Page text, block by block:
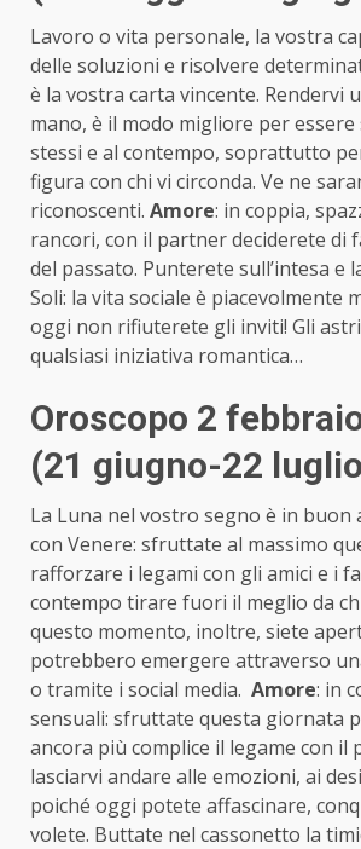
Lavoro o vita personale, la vostra
delle soluzioni e risolvere
è la vostra carta vincente. Rendervi
mano, è il modo migliore per
stessi e al contempo, soprattutto
figura con chi vi circonda. Ve ne
riconoscenti. Amore: in coppia,
rancori, con il partner deciderete di
del passato. Punterete sull’intesa e
Soli: la vita sociale è piacevolmente
oggi non rifiuterete gli inviti! Gli
qualsiasi iniziativa romantica…
Oroscopo 2
(21 giugno-22
La Luna nel vostro segno è in buon
con Venere: sfruttate al massimo
rafforzare i legami con gli amici e i
contempo tirare fuori il meglio da
questo momento, inoltre, siete
potrebbero emergere attraverso
o tramite i social media. Amore: in
sensuali: sfruttate questa giornata
ancora più complice il legame con il
lasciarvi andare alle emozioni, ai
poiché oggi potete affascinare,
volete. Buttate nel cassonetto la